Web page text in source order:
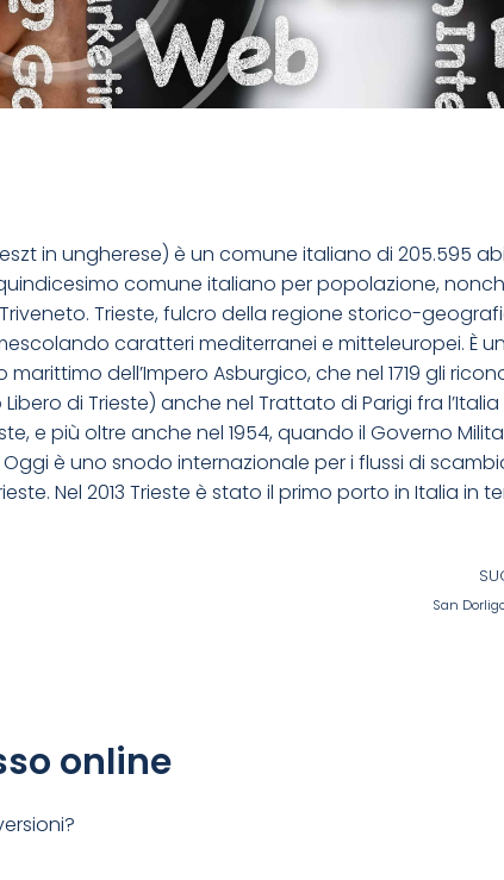
in ungherese) è un comune italiano di 205.595
comune italiano per popolazione,
Trieste, fulcro della regione storico-
caratteri mediterranei e mitteleuropei. È
dell’Impero Asburgico, che nel 1719 gli
di Trieste) anche nel Trattato di Parigi fra l’Italia
e più oltre anche nel 1954, quando il Governo
è uno snodo internazionale per i flussi di
Nel 2013 Trieste è stato il primo porto in Italia in
San
online